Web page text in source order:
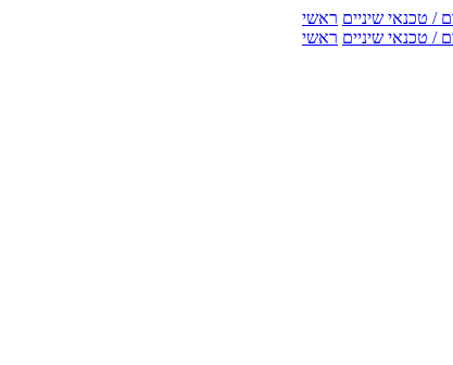
/ טכנאי שיניים ראשי
/ טכנאי שיניים ראשי